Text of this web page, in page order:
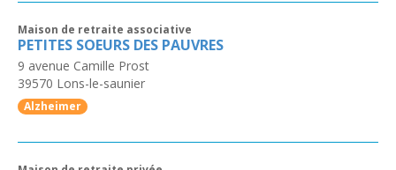
Maison de retraite associative
PETITES SOEURS DES PAUVRES
9 avenue Camille Prost
39570 Lons-le-saunier
Alzheimer